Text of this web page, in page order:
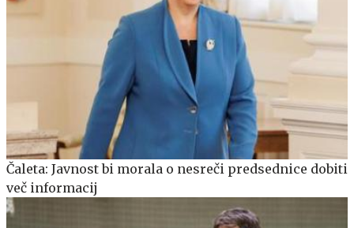
Čaleta: Javnost bi morala o nesreči predsednice dobiti
več informacij